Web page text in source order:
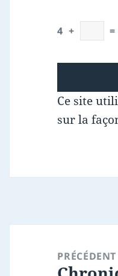
4 + =
Ce site
sur la
PRÉCÉDENT
Article